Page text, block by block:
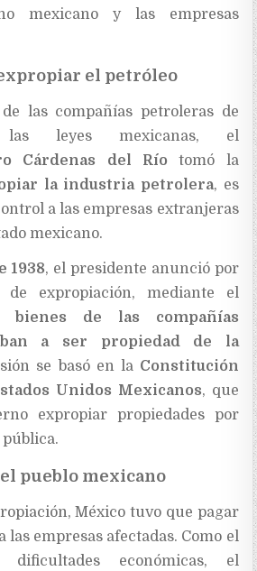
mexicano y las empresas
el petróleo
las compañías petroleras de
leyes mexicanas, el
Cárdenas del Ríotomó la
la industria petrolera, es
a las empresas extranjeras
mexicano.
1938, el presidente anunció por
expropiación, mediante el
bienes de las compañías
a ser propiedad de la
se basó en la Constitución
Unidos Mexicanos, que
expropiar propiedades por
pueblo mexicano
México tuvo que pagar
las empresas afectadas. Como el
dificultades económicas, el